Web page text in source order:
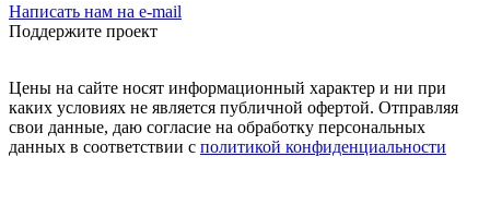
Написать нам на e-mail
Поддержите проект
Цены на сайте носят информационный характер и ни при
каких условиях не является публичной офертой. Отправляя
свои данные, даю согласие на обработку персональных
данных в соответствии с политикой конфиденциальности